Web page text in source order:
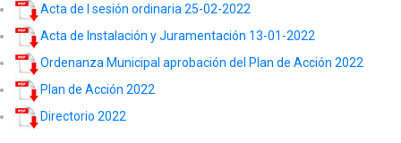
Acta de I sesión ordinaria 25-02-2022
Acta de Instalación y Juramentación 13-01-2022
Ordenanza Municipal aprobación del Plan de Acción 2022
Plan de Acción 2022
Directorio 2022